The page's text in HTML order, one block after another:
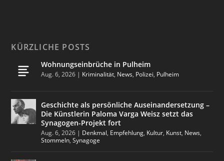
KÜRZLICHE POSTS
Wohnungseinbrüche in Pulheim
Aug. 6, 2026 | Kriminalität, News, Polizei, Pulheim
Geschichte als persönliche Auseinandersetzung –
Die Künstlerin Paloma Varga Weisz setzt das
Synagogen-Projekt fort
Aug. 6, 2026 | Denkmal, Empfehlung, Kultur, Kunst, News,
Stommeln,Synagoge